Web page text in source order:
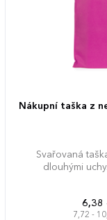
Nákupní taška z
Svařovaná
dlouhými
6,38
7,72 -